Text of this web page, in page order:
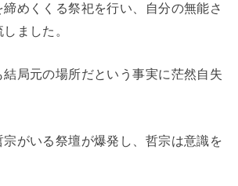
めくくる祭祀を行い、自分の無能さ
ました。
局元の場所だという事実に茫然自失
宗がいる祭壇が爆発し、哲宗は意識を